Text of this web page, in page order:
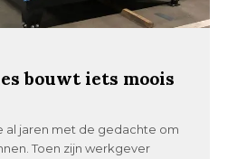
bouwt iets moois
al jaren met de gedachte om
Toen zijn werkgever